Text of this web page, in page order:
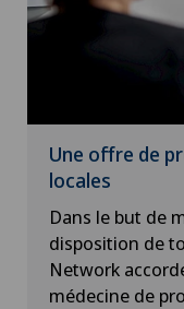
Une offre de
locales
Dans le but de
disposition de
Network
médecine de